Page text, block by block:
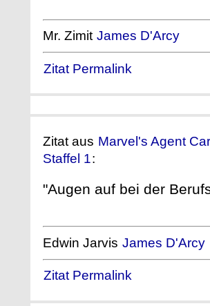
Mr. Zimit James D'Arcy
Zitat Permalink
Zitat aus Marvel's Agent
Staffel 1:
"Augen auf bei der
Edwin Jarvis James D'Arcy
Zitat Permalink